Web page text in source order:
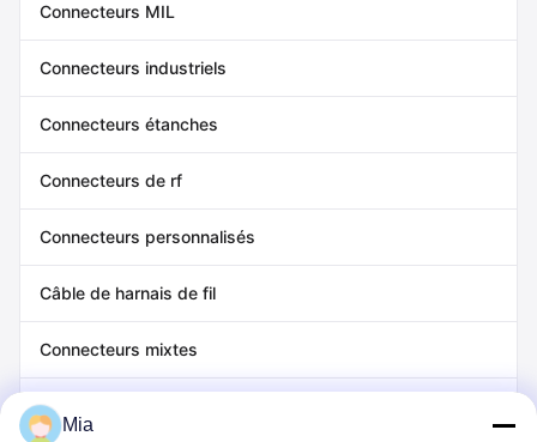
Connecteurs MIL
Connecteurs industriels
Connecteurs étanches
Connecteurs de rf
Connecteurs personnalisés
Câble de harnais de fil
Connecteurs mixtes
Connecteur de stockage de l'énergie
Mia